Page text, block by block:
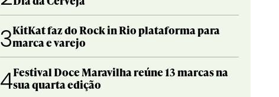
3KitKat faz do Rock in Rio plataforma para
marca e varejo
4Festival Doce Maravilha reúne 13 marcas na
sua quarta edição